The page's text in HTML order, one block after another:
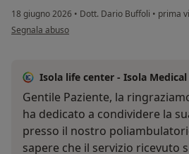
18 giugno 2026 • Dott. Dario Buffoli • prima
secondo l'opinione dell'utente A.F
Segnala abuso
Isola life center - Isola Medical
Gentile Paziente, la
ha dedicato a condividere la
presso il nostro
sapere che il servizio ricevuto